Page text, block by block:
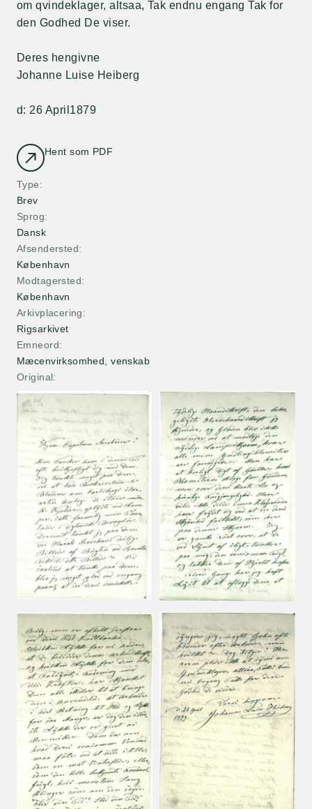
Hent som PDF
Type
Brev
Sprog
Dansk
Afsendersted
København
Modtagersted
København
Arkivplacering
Rigsarkivet
Emneord
Mæcenvirksomhed, venskab
Original
om qvindeklager, altsaa, Tak endnu engang Tak for
den Godhed De viser.
Deres hengivne
Johanne Luise Heiberg
d: 26 April1879